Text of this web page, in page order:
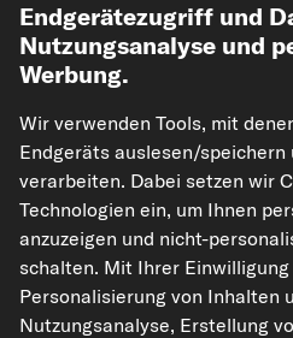
Zur
Artikel-Eigenschaften
Öffnungstemperatur [°C]
Höhe [mm]
Durchmesser 1 [mm]
Durchmesser 2 [mm]
Gehäusetyp
Endgerätezugriff und
Nutzungsanalyse und
Werbung.
Wir verwenden Tools, mit
Endgeräts auslesen/speichern
verarbeiten. Dabei setzen wir
Technologien ein, um Ihnen
anzuzeigen und nicht-
schalten. Mit Ihrer
Personalisierung von Inhalten
Nutzungsanalyse, Erstellung